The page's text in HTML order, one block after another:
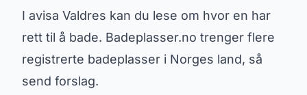
I avisa Valdres kan du lese om hvor en har
rett til å bade. Badeplasser.no trenger flere
registrerte badeplasser i Norges land, så
send forslag.